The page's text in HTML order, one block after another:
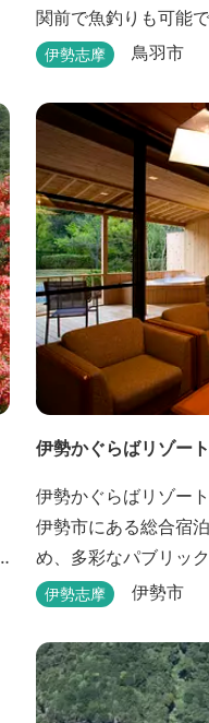
関前で魚釣りも可能で
伊勢志摩 鳥羽市
伊勢かぐらばリゾー
伊勢かぐらばリゾー
伊勢市にある総合宿
め、多彩なパブリッ
り思い出深いものに
ツ施設や、ウォータ
ル、お子様が楽しめ
ドア施設がございま
伊勢志摩 伊勢市